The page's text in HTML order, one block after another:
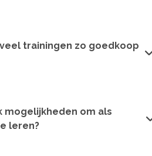
trainingen zo goedkoop
mogelijkheden om als
leren?